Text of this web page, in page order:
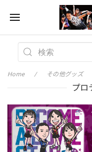
Home その他グッズ
プロ